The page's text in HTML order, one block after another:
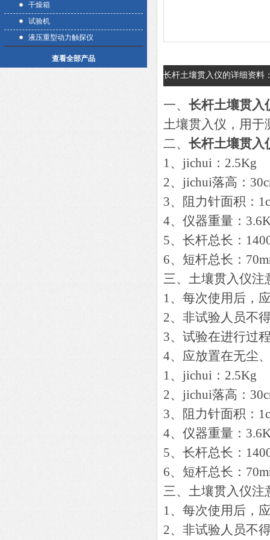
干燥箱
试验机
液压重型动力触探仪
查看全部产品
长杆土壤贯入仪的详细资料
一、 长杆土壤贯入
土壤贯入仪，用于
二、 长杆土壤贯入
1、jichui：2.5Kg
2、jichui落高：
3、阻力针面积：
4、仪器重量：
5、 长杆总长：
6、 短杆总长：
三、土壤贯入仪注
1、每次使用后，
2、非试验人员不
3、试验在进行过
4、应放置在无尘
1、jichui：2.5Kg
2、jichui落高：
3、阻力针面积：
4、仪器重量：
5、 长杆总长：
6、 短杆总长：
三、土壤贯入仪注
1、每次使用后，
2、非试验人员不